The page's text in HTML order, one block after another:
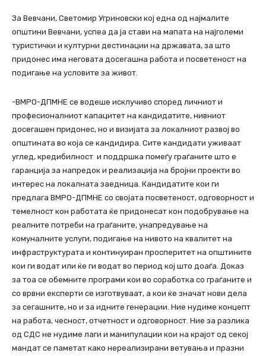
За Вевчани, Светомир Угриновски кој една од најмалите
општини Вевчани, успеа да ја стави на мапата на најголеми
туристички и културни дестинации на државата, за што
придонес има неговата досегашна работа и посветеност на
подигање на условите за живот.
-ВМРО-ДПМНЕ се водеше исклучиво според личниот и
професионалниот капацитет на кандидатите, нивниот
досегашен придонес, но и визијата за локалниот развој во
општината во која се кандидира. Сите кандидати уживаат
углед, кредибилност и поддршка помеѓу граѓаните што е
гаранција за напредок и реализација на бројни проекти во
интерес на локалната заедница. Кандидатите кои ги
предлага ВМРО-ДПМНЕ со својата посветеност, одговорност и
темелност кон работата ќе придонесат кон подобрување на
реалните потреби на граѓаните, унапредување на
комуналните услуги, подигање на нивото на квалитет на
инфраструктурата и континуиран просперитет на општините
кои ги водат или ќе ги водат во период кој што доаѓа. Доказ
за тоа се обемните програми кои во соработка со граѓаните и
со врвни експерти се изготвуваат, а кои ќе значат нови дела
за сегашните, но и за идните генерации. Ние нудиме концепт
на работа, чесност, отчетност и одговорност. Ние за разлика
од СДС не нудиме лаги и манипулации кои на крајот од секој
мандат се паметат како нереализирани ветувања и празни